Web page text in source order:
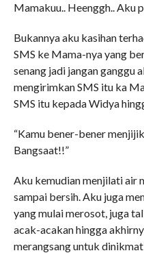
Mamakuu.. Heenggh.. Aku
Bukannya aku kasihan
SMS ke Mama-nya yang
senang jadi jangan ganggu
mengirimkan SMS itu ka
SMS itu kepada Widya
“Kamu bener-bener
Bangsaat!!”
Aku kemudian menjilati air
sampai bersih. Aku juga
yang mulai merosot, juga
acak-acakan hingga
merangsang untuk